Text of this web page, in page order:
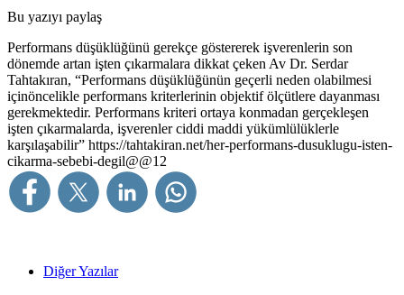
Bu yazıyı paylaş
Performans düşüklüğünü gerekçe göstererek işverenlerin son
dönemde artan işten çıkarmalara dikkat çeken Av Dr. Serdar
Tahtakıran, “Performans düşüklüğünün geçerli neden olabilmesi
içinöncelikle performans kriterlerinin objektif ölçütlere dayanması
gerekmektedir. Performans kriteri ortaya konmadan gerçekleşen
işten çıkarmalarda, işverenler ciddi maddi yükümlülüklerle
karşılaşabilir” https://tahtakiran.net/her-performans-dusuklugu-isten-
cikarma-sebebi-degil@@12
Diğer Yazılar